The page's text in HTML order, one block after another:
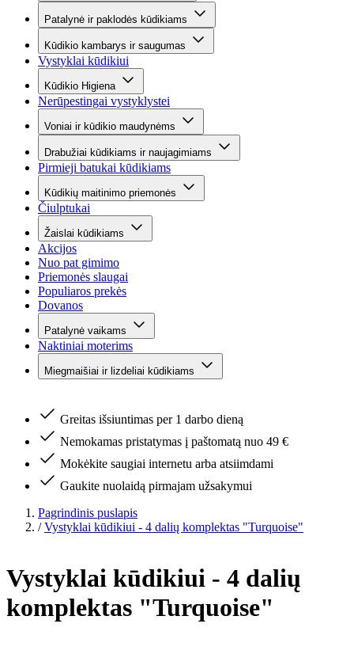
Patalynė ir paklodės kūdikiams
Kūdikio kambarys ir saugumas
Vystyklai kūdikiui
Kūdikio Higiena
Nerūpestingai vystyklystei
Voniai ir kūdikio maudynėms
Drabužiai kūdikiams ir naujagimiams
Pirmieji batukai kūdikiams
Kūdikių maitinimo priemonės
Čiulptukai
Žaislai kūdikiams
Akcijos
Nuo pat gimimo
Priemonės slaugai
Populiaros prekės
Dovanos
Patalynė vaikams
Naktiniai moterims
Miegmaišiai ir lizdeliai kūdikiams
Greitas išsiuntimas per 1 darbo dieną
Nemokamas pristatymas į paštomatą nuo 49 €
Mokėkite saugiai internetu arba atsiimdami
Gaukite nuolaidą pirmajam užsakymui
Pagrindinis puslapis
/ Vystyklai kūdikiui - 4 dalių komplektas "Turquoise"
Vystyklai kūdikiui - 4 dalių
komplektas "Turquoise"